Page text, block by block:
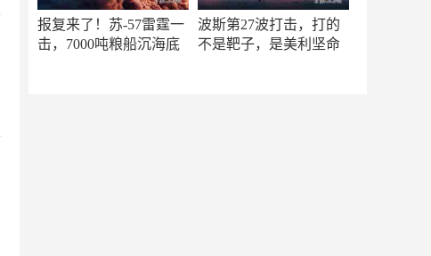
报复来了！苏-57雷霆一
击，7000吨粮船沉海底
波斯第27波打击，打的
不是靶子，是美利坚命